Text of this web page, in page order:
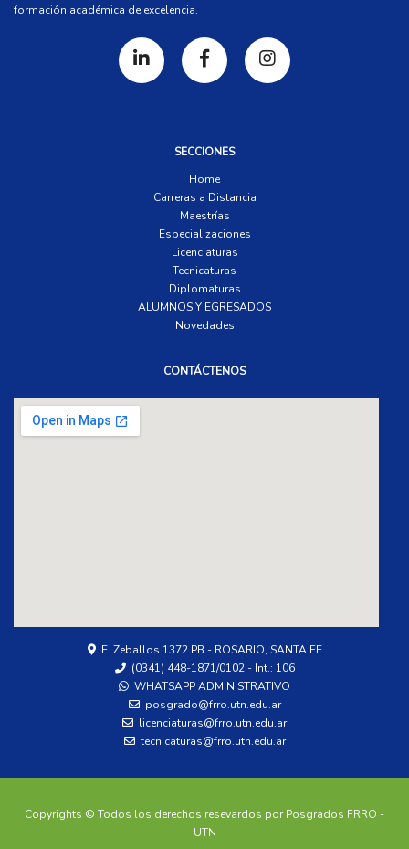
formación académica de excelencia.
SECCIONES
Home
Carreras a Distancia
Maestrías
Especializaciones
Licenciaturas
Tecnicaturas
Diplomaturas
ALUMNOS Y EGRESADOS
Novedades
CONTÁCTENOS
E. Zeballos 1372 PB - ROSARIO, SANTA FE
(0341) 448-1871/0102 - Int.: 106
WHATSAPP ADMINISTRATIVO
posgrado@frro.utn.edu.ar
licenciaturas@frro.utn.edu.ar
tecnicaturas@frro.utn.edu.ar
Copyrights © Todos los derechos resevardos por Posgrados FRRO -
UTN